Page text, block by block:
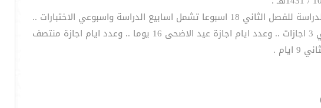
وبذلك تكون عدد اسابيع الدراسة للفصل الاول 18 اسبوعا تشمل اسابيع الدراسة واسبوعي الاختبارات .. وعدد اسابيع الدراسة للفصل الثاني 18 اسبوعا تشمل اسابيع الدراسة واسبوعي الاختبارات ..
وعدد ايام الدراسة الفعلية للفصلين 180 يوما تشمل ايام الدراسة وايام الاختبارات .. وعدد الاجازات اثناء العام الدراسي 3 اجازات .. وعدد ايام اجازة عيد الاضحى 16 يوما .. وعدد ايام اجازة منتصف